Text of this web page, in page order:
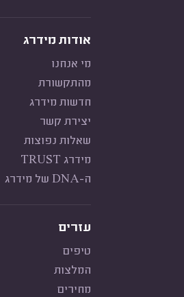
אודות מידרג
מי אנחנו
מהתקשורת
חדשות מידרג
יצירת קשר
שאלות נפוצות
מידרג TRUST
ה-DNA של מידרג
עזרים
טיפים
המלצות
מחירים